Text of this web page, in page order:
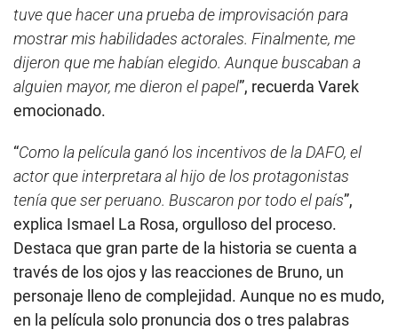
tuve que hacer una prueba de improvisación para
mostrar mis habilidades actorales. Finalmente, me
dijeron que me habían elegido. Aunque buscaban a
alguien mayor, me dieron el papel”, recuerda Varek
emocionado.
“Como la película ganó los incentivos de la DAFO, el
actor que interpretara al hijo de los protagonistas
tenía que ser peruano. Buscaron por todo el país”,
explica Ismael La Rosa, orgulloso del proceso.
Destaca que gran parte de la historia se cuenta a
través de los ojos y las reacciones de Bruno, un
personaje lleno de complejidad. Aunque no es mudo,
en la película solo pronuncia dos o tres palabras